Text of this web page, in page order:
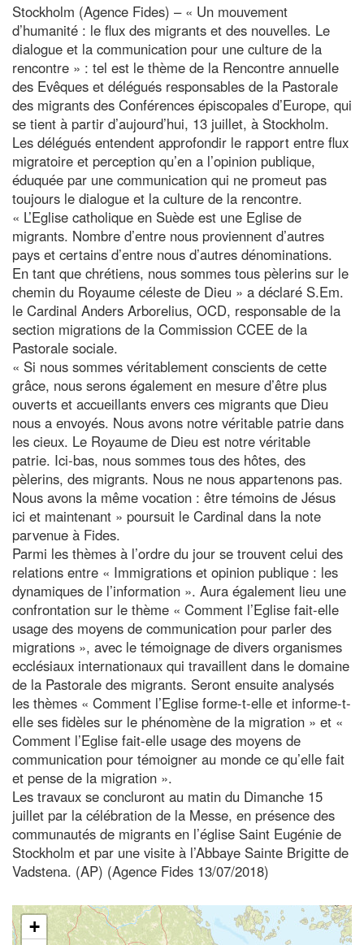
Stockholm (Agence Fides) – « Un mouvement
d’humanité : le flux des migrants et des nouvelles. Le
dialogue et la communication pour une culture de la
rencontre » : tel est le thème de la Rencontre annuelle
des Evêques et délégués responsables de la Pastorale
des migrants des Conférences épiscopales d’Europe, qui
se tient à partir d’aujourd’hui, 13 juillet, à Stockholm.
Les délégués entendent approfondir le rapport entre flux
migratoire et perception qu’en a l’opinion publique,
éduquée par une communication qui ne promeut pas
toujours le dialogue et la culture de la rencontre.
« L’Eglise catholique en Suède est une Eglise de
migrants. Nombre d’entre nous proviennent d’autres
pays et certains d’entre nous d’autres dénominations.
En tant que chrétiens, nous sommes tous pèlerins sur le
chemin du Royaume céleste de Dieu » a déclaré S.Em.
le Cardinal Anders Arborelius, OCD, responsable de la
section migrations de la Commission CCEE de la
Pastorale sociale.
« Si nous sommes véritablement conscients de cette
grâce, nous serons également en mesure d’être plus
ouverts et accueillants envers ces migrants que Dieu
nous a envoyés. Nous avons notre véritable patrie dans
les cieux. Le Royaume de Dieu est notre véritable
patrie. Ici-bas, nous sommes tous des hôtes, des
pèlerins, des migrants. Nous ne nous appartenons pas.
Nous avons la même vocation : être témoins de Jésus
ici et maintenant » poursuit le Cardinal dans la note
parvenue à Fides.
Parmi les thèmes à l’ordre du jour se trouvent celui des
relations entre « Immigrations et opinion publique : les
dynamiques de l’information ». Aura également lieu une
confrontation sur le thème « Comment l’Eglise fait-elle
usage des moyens de communication pour parler des
migrations », avec le témoignage de divers organismes
ecclésiaux internationaux qui travaillent dans le domaine
de la Pastorale des migrants. Seront ensuite analysés
les thèmes « Comment l’Eglise forme-t-elle et informe-t-
elle ses fidèles sur le phénomène de la migration » et «
Comment l’Eglise fait-elle usage des moyens de
communication pour témoigner au monde ce qu’elle fait
et pense de la migration ».
Les travaux se concluront au matin du Dimanche 15
juillet par la célébration de la Messe, en présence des
communautés de migrants en l’église Saint Eugénie de
Stockholm et par une visite à l’Abbaye Sainte Brigitte de
Vadstena. (AP) (Agence Fides 13/07/2018)
+